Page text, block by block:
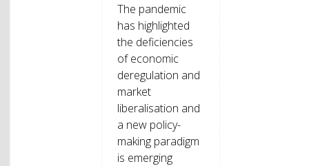
The pandemic
has highlighted
the deficiencies
of economic
deregulation and
market
liberalisation and
a new policy-
making paradigm
is emerging